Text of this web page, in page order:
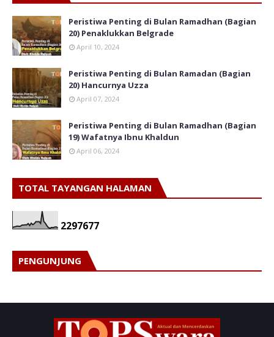
Peristiwa Penting di Bulan Ramadhan (Bagian
20) Penaklukkan Belgrade
April 10, 2024
Peristiwa Penting di Bulan Ramadan (Bagian
20) Hancurnya Uzza
April 07, 2024
Peristiwa Penting di Bulan Ramadhan (Bagian
19) Wafatnya Ibnu Khaldun
April 06, 2024
TOTAL TAYANGAN HALAMAN
2297677
PENGUNJUNG